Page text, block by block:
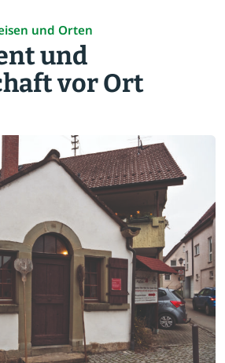
und Orten
und
vor Ort